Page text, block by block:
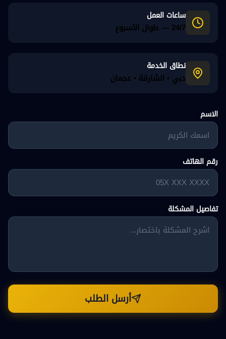
ساعات العمل
24/7 — طوال الأسبوع
نطاق الخدمة
دبي • الشارقة • عجمان
الاسم
رقم الهاتف
تفاصيل المشكلة
أرسل الطلب